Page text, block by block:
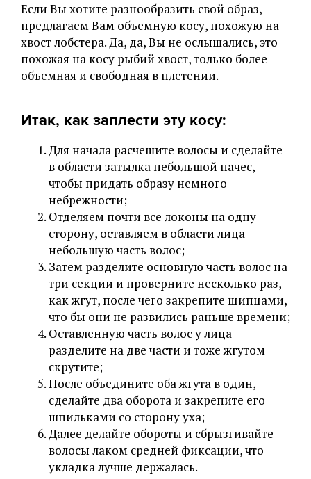
Если Вы хотите разнообразить свой образ,
предлагаем Вам объемную косу, похожую на
хвост лобстера. Да, да, Вы не ослышались, это
похожая на косу рыбий хвост, только более
объемная и свободная в плетении.
Итак, как заплести эту косу:
Для начала расчешите волосы и сделайте
в области затылка небольшой начес,
чтобы придать образу немного
небрежности;
Отделяем почти все локоны на одну
сторону, оставляем в области лица
небольшую часть волос;
Затем разделите основную часть волос на
три секции и проверните несколько раз,
как жгут, после чего закрепите щипцами,
что бы они не развились раньше времени;
Оставленную часть волос у лица
разделите на две части и тоже жгутом
скрутите;
После объедините оба жгута в один,
сделайте два оборота и закрепите его
шпильками со сторону уха;
Далее делайте обороты и сбрызгивайте
волосы лаком средней фиксации, что
укладка лучше держалась.